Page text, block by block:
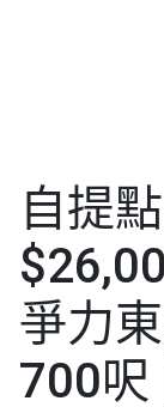
自提
爭力
700呎